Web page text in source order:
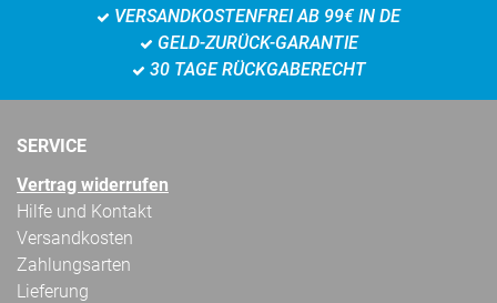
VERSANDKOSTENFREI AB 99€ IN DE
GELD-ZURÜCK-GARANTIE
30 TAGE RÜCKGABERECHT
SERVICE
Vertrag widerrufen
Hilfe und Kontakt
Versandkosten
Zahlungsarten
Lieferung